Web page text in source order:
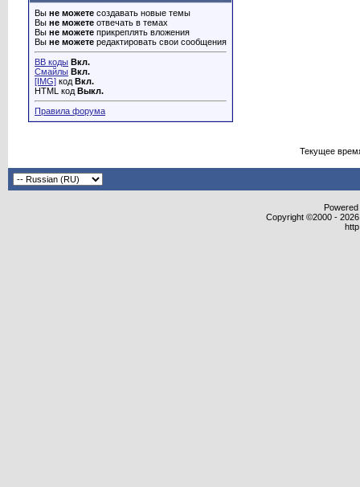
Вы не можете создавать новые темы
Вы не можете отвечать в темах
Вы не можете прикреплять вложения
Вы не можете редактировать свои сообщения
BB коды Вкл.
Смайлы Вкл.
[IMG] код Вкл.
HTML код Выкл.
Правила форума
Текущее
Copyright ©2000 -